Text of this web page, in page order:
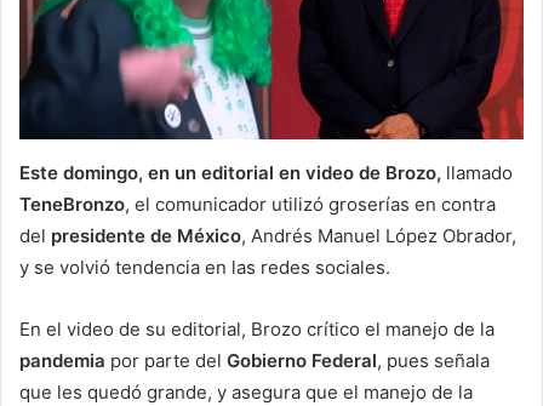
Este domingo, en un editorial en video de Brozo, llamado
TeneBronzo, el comunicador utilizó groserías en contra
del presidente de México, Andrés Manuel López Obrador,
y se volvió tendencia en las redes sociales.
En el video de su editorial, Brozo crítico el manejo de la
pandemia por parte del Gobierno Federal, pues señala
que les quedó grande, y asegura que el manejo de la